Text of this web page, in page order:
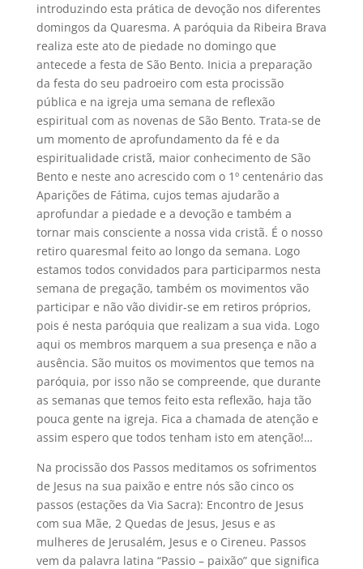
introduzindo esta prática de devoção nos diferentes
domingos da Quaresma. A paróquia da Ribeira Brava
realiza este ato de piedade no domingo que
antecede a festa de São Bento. Inicia a preparação
da festa do seu padroeiro com esta procissão
pública e na igreja uma semana de reflexão
espiritual com as novenas de São Bento. Trata-se de
um momento de aprofundamento da fé e da
espiritualidade cristã, maior conhecimento de São
Bento e neste ano acrescido com o 1º centenário das
Aparições de Fátima, cujos temas ajudarão a
aprofundar a piedade e a devoção e também a
tornar mais consciente a nossa vida cristã. É o nosso
retiro quaresmal feito ao longo da semana. Logo
estamos todos convidados para participarmos nesta
semana de pregação, também os movimentos vão
participar e não vão dividir-se em retiros próprios,
pois é nesta paróquia que realizam a sua vida. Logo
aqui os membros marquem a sua presença e não a
ausência. São muitos os movimentos que temos na
paróquia, por isso não se compreende, que durante
as semanas que temos feito esta reflexão, haja tão
pouca gente na igreja. Fica a chamada de atenção e
assim espero que todos tenham isto em atenção!…
Na procissão dos Passos meditamos os sofrimentos
de Jesus na sua paixão e entre nós são cinco os
passos (estações da Via Sacra): Encontro de Jesus
com sua Mãe, 2 Quedas de Jesus, Jesus e as
mulheres de Jerusalém, Jesus e o Cireneu. Passos
vem da palavra latina “Passio – paixão” que significa